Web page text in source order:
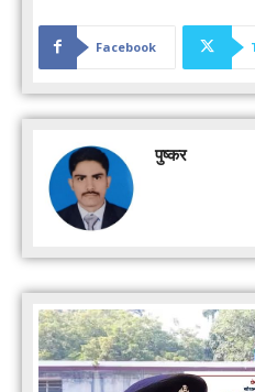
Facebook
पुष्कर